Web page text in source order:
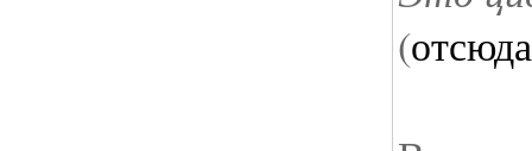
(отсюда